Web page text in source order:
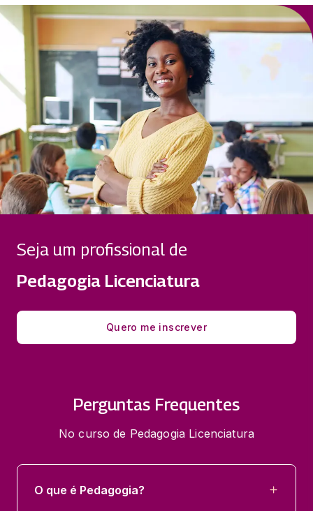
CONTEÚDO E METODOLOGIAS DA
EDUCAÇÃO INFANTIL
PRÁT. DE ENS. E EST. SUP. EM ORG. NÃO
ESCOLARES
132 horas
TCC EM PEDAGOGIA
66 horas
Seja um profissional de
Pedagogia Licenciatura
Quero me inscrever
Perguntas Frequentes
No curso de Pedagogia Licenciatura
O que é Pedagogia?